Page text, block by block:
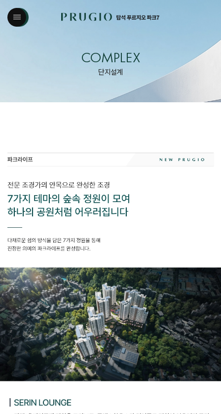
COMPLEX
단지설계